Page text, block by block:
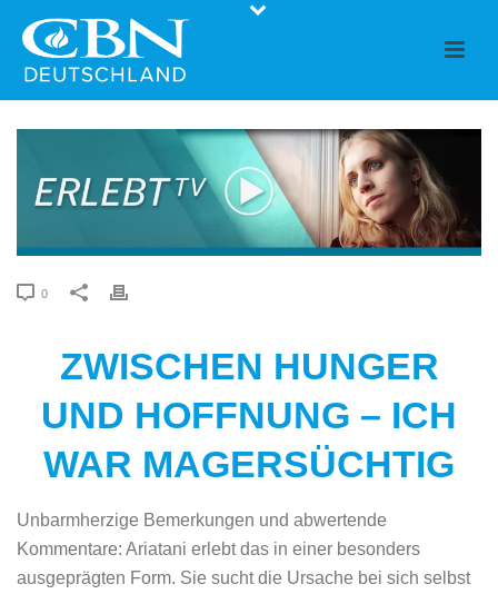
0
ZWISCHEN HUNGER
UND HOFFNUNG – ICH
WAR MAGERSÜCHTIG
Unbarmherzige Bemerkungen und abwertende
Kommentare: Ariatani erlebt das in einer besonders
ausgeprägten Form. Sie sucht die Ursache bei sich selbst